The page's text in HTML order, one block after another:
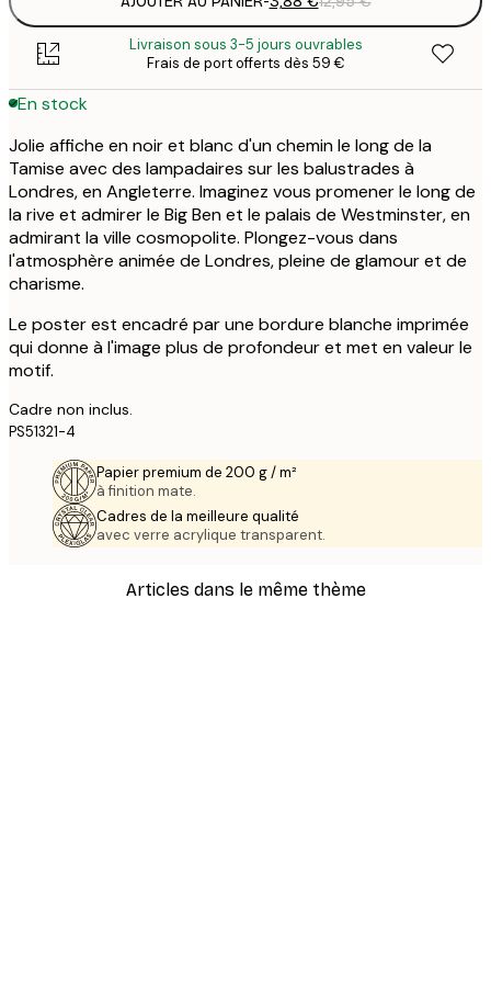
Livraison sous 3-5 jours ouvrables
Frais de port offerts dès 59 €
En stock
Jolie affiche en noir et blanc d'un chemin le long de la
Tamise avec des lampadaires sur les balustrades à
Londres, en Angleterre. Imaginez vous promener le long de
la rive et admirer le Big Ben et le palais de Westminster, en
admirant la ville cosmopolite. Plongez-vous dans
l'atmosphère animée de Londres, pleine de glamour et de
charisme.
Le poster est encadré par une bordure blanche imprimée
qui donne à l'image plus de profondeur et met en valeur le
motif.
Cadre non inclus.
PS51321-4
Papier premium de 200 g / m²
à finition mate.
Cadres de la meilleure qualité
avec verre acrylique transparent.
Articles dans le même thème